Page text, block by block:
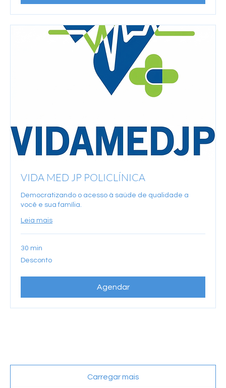
VIDA MED JP POLICLÍNICA
Democratizando o acesso à saúde de qualidade a
você e sua família.
Leia mais
30 min
Desconto
Desconto
Agendar
Carregar mais